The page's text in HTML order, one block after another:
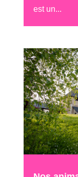
est un...